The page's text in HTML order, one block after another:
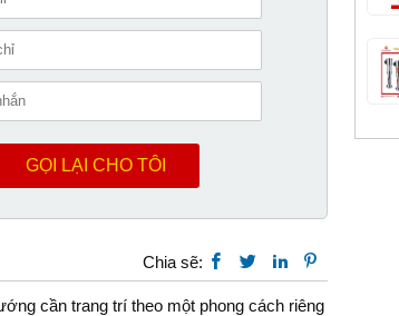
GỌI LẠI CHO TÔI
Chia sẽ:
cần trang trí theo một phong cách riêng